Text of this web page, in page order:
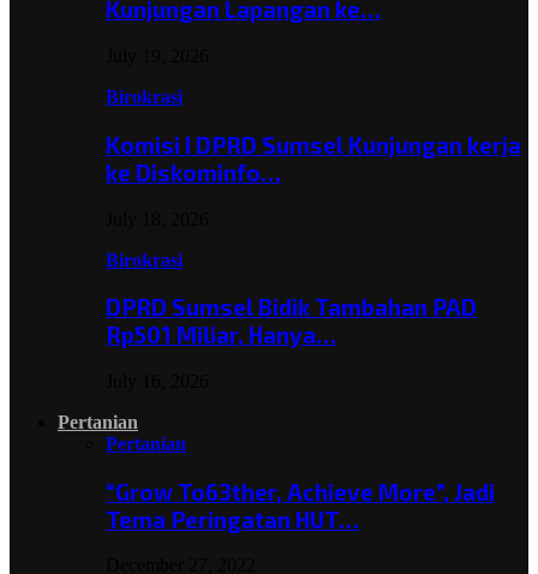
Kunjungan Lapangan ke…
Birokrasi
Komisi I DPRD Sumsel Kunjungan kerja
ke Diskominfo…
Birokrasi
DPRD Sumsel Bidik Tambahan PAD
Rp501 Miliar, Hanya…
Pertanian
Pertanian
“Grow To63ther, Achieve More”, Jadi
Tema Peringatan HUT…